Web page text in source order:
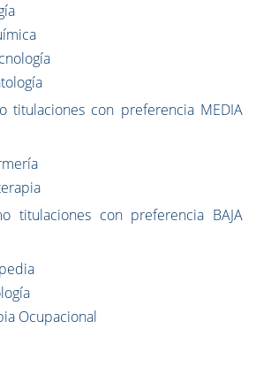
titulaciones con preferencia MEDIA
titulaciones con preferencia BAJA
Ocupacional